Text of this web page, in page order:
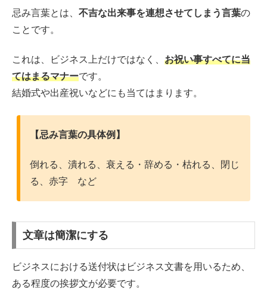
忌み言葉とは、 不吉な出来事を連想させてしまう言葉の
ことです。
これは、ビジネス上だけではなく、 お祝い事すべてに当
てはまるマナーです。
結婚式や出産祝いなどにも当てはまります。
【忌み言葉の具体例】
倒れる、潰れる、衰える・辞める・枯れる、閉じ
る、赤字 など
文章は簡潔にする
ビジネスにおける送付状はビジネス文書を用いるため、
ある程度の挨拶文が必要です。